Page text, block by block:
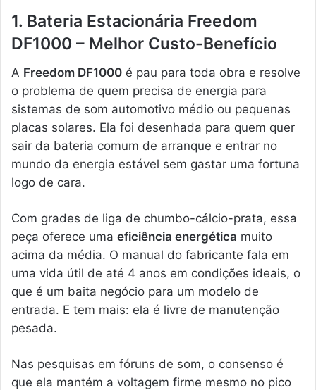
1. Bateria Estacionária Freedom
DF1000 – Melhor Custo-Benefício
A Freedom DF1000 é pau para toda obra e resolve
o problema de quem precisa de energia para
sistemas de som automotivo médio ou pequenas
placas solares. Ela foi desenhada para quem quer
sair da bateria comum de arranque e entrar no
mundo da energia estável sem gastar uma fortuna
logo de cara.
Com grades de liga de chumbo-cálcio-prata, essa
peça oferece uma eficiência energética muito
acima da média. O manual do fabricante fala em
uma vida útil de até 4 anos em condições ideais, o
que é um baita negócio para um modelo de
entrada. E tem mais: ela é livre de manutenção
pesada.
Nas pesquisas em fóruns de som, o consenso é
que ela mantém a voltagem firme mesmo no pico